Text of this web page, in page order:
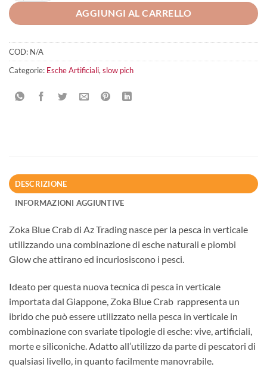
AGGIUNGI AL CARRELLO
COD: N/A
Categorie: Esche Artificiali, slow pich
DESCRIZIONE
INFORMAZIONI AGGIUNTIVE
Zoka Blue Crab di Az Trading nasce per la pesca in verticale
utilizzando una combinazione di esche naturali e piombi
Glow che attirano ed incuriosiscono i pesci.
Ideato per questa nuova tecnica di pesca in verticale
importata dal Giappone, Zoka Blue Crab rappresenta un
ibrido che può essere utilizzato nella pesca in verticale in
combinazione con svariate tipologie di esche: vive, artificiali,
morte e siliconiche. Adatto all’utilizzo da parte di pescatori di
qualsiasi livello, in quanto facilmente manovrabile.